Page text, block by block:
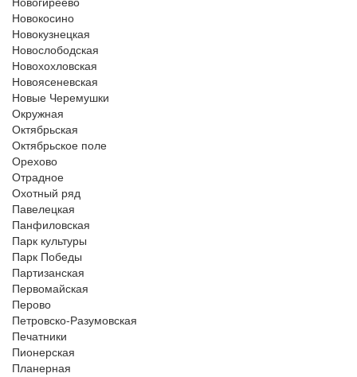
Новокосино
Новокузнецкая
Новослободская
Новохохловская
Новоясеневская
Новые Черемушки
Окружная
Октябрьская
Октябрьское поле
Орехово
Отрадное
Охотный ряд
Павелецкая
Панфиловская
Парк культуры
Парк Победы
Партизанская
Первомайская
Перово
Петровско-Разумовская
Печатники
Пионерская
Планерная